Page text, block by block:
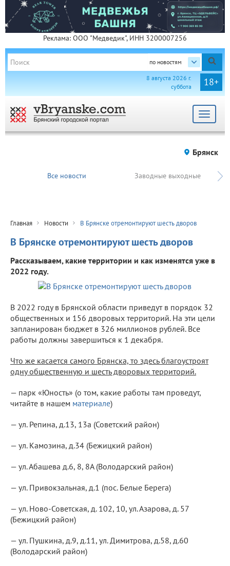
Реклама: ООО "Медведик", ИНН 3200007256
по новостям
18+
8 августа 2026 г.
суббота
Toggle
Брянск
Все новости Заводные выходные
Главная Новости В Брянске отремонтируют шесть дворов
В Брянске отремонтируют шесть дворов
Рассказываем, какие территории и как изменятся уже в
2022 году.
В 2022 году в Брянской области приведут в порядок 32
общественных и 156 дворовых территорий. На эти цели
запланирован бюджет в 326 миллионов рублей. Все
работы должны завершиться к 1 декабря.
Что же касается самого Брянска, то здесь благоустроят
одну общественную и шесть дворовых территорий.
— парк «Юность» (о том, какие работы там проведут,
читайте в нашем материале)
— ул. Репина, д.13, 13а (Советский район)
— ул. Камозина, д.34 (Бежицкий район)
— ул. Абашева д.6, 8, 8А (Володарский район)
— ул. Привокзальная, д.1 (пос. Белые Берега)
— ул. Ново-Советская, д. 102, 10, ул. Азарова, д. 57
(Бежицкий район)
— ул. Пушкина, д.9, д.11, ул. Димитрова, д.58, д.60
(Володарский район)